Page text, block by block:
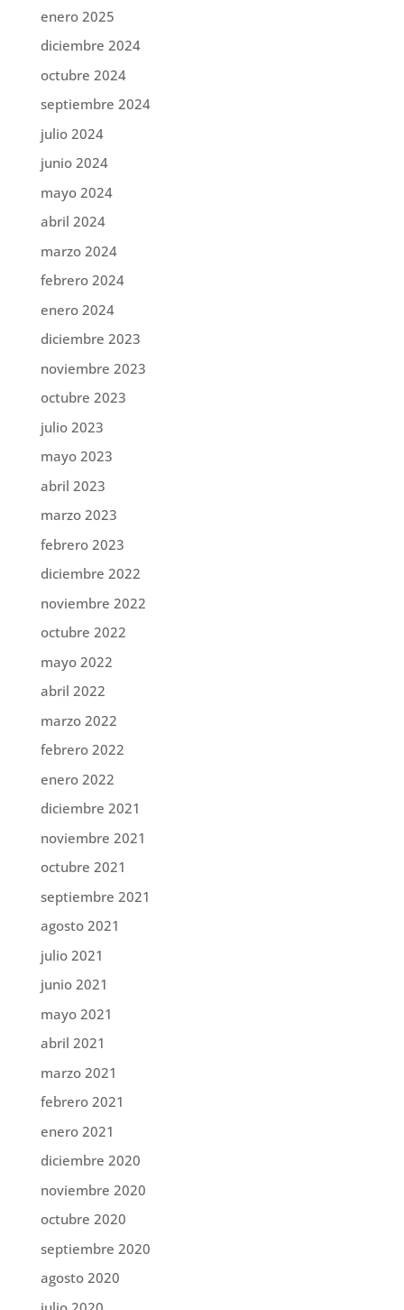
enero 2025
diciembre 2024
octubre 2024
septiembre 2024
julio 2024
junio 2024
mayo 2024
abril 2024
marzo 2024
febrero 2024
enero 2024
diciembre 2023
noviembre 2023
octubre 2023
julio 2023
mayo 2023
abril 2023
marzo 2023
febrero 2023
diciembre 2022
noviembre 2022
octubre 2022
mayo 2022
abril 2022
marzo 2022
febrero 2022
enero 2022
diciembre 2021
noviembre 2021
octubre 2021
septiembre 2021
agosto 2021
julio 2021
junio 2021
mayo 2021
abril 2021
marzo 2021
febrero 2021
enero 2021
diciembre 2020
noviembre 2020
octubre 2020
septiembre 2020
agosto 2020